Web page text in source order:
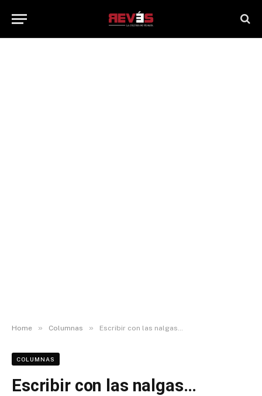
Home » Columnas » Escribir con las nalgas…
COLUMNAS
Escribir con las nalgas…